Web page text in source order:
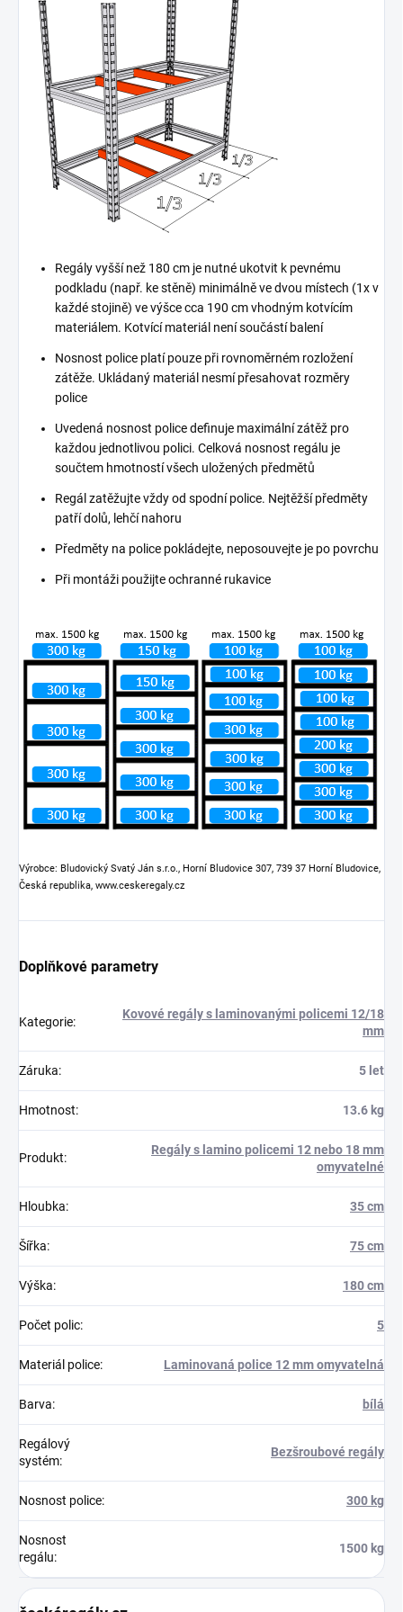
Regály vyšší než 180 cm je nutné ukotvit k pevnému
podkladu (např. ke stěně) minimálně ve dvou místech (1x v
každé stojině) ve výšce cca 190 cm vhodným kotvícím
materiálem. Kotvící materiál není součástí balení
Nosnost police platí pouze při rovnoměrném rozložení
zátěže. Ukládaný materiál nesmí přesahovat rozměry
police
Uvedená nosnost police definuje maximální zátěž pro
každou jednotlivou polici. Celková nosnost regálu je
součtem hmotností všech uložených předmětů
Regál zatěžujte vždy od spodní police. Nejtěžší předměty
patří dolů, lehčí nahoru
Předměty na police pokládejte, neposouvejte je po povrchu
Při montáži použijte ochranné rukavice
Výrobce: Bludovický Svatý Ján s.r.o., Horní Bludovice 307, 739 37 Horní Bludovice,
Česká republika, www.ceskeregaly.cz
Doplňkové parametry
Kategorie:
Kovové regály s laminovanými policemi 12/18
mm
Záruka: 5 let
Hmotnost: 13.6 kg
Produkt:
Regály s lamino policemi 12 nebo 18 mm
omyvatelné
Hloubka: 35 cm
Šířka: 75 cm
Výška: 180 cm
Počet polic: 5
Materiál police: Laminovaná police 12 mm omyvatelná
Barva: bílá
Regálový
systém:
Bezšroubové regály
Nosnost police: 300 kg
Nosnost
regálu:
1500 kg